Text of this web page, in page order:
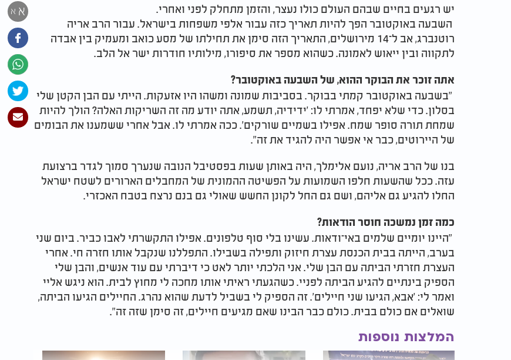
א א
יש רגעים בחיים שבהם העולם כולו נעצר, והזמן מתחלק לפני ואחרי.
השבעה באוקטובר הפך להיות תאריך כזה עבור אלפי משפחות בישראל. עבור הרב אריה
רוטנברג, אב ל־14 מירושלים, התאריך הזה סימן את תחילתו של מסע כואב ומעמיק בין אבדה
לתקווה ובין ייאוש לאמונה. כשהוא מספר את סיפורו, מילותיו חודרות ישר אל הלב.
אתה זוכר את הבוקר ההוא, של השבעה באוקטובר?
"בשבעה באוקטובר קמתי בבוקר. בסביבות שמונה ומשהו היו אזעקות. הייתי עם הבן הקטן שלי
בסלון. כדי שלא יפחד, אמרתי לו: 'ידידיה, תשמע, אתה יודע מה זה השריקות האלה? הולך להיות
שמחת תורה סופר שמח. אפילו בשמיים שורקים'. ככה אמרתי לו. אבל אחרי ששמענו את הבומים
של היירוטים, כבר אי אפשר היה להגיד את זה".
בנו של הרב אריה, נועם אלימלך, היה באותן שעות בפסטיבל הנובה שנערך סמוך לגדר ברצועת
עזה. ככל שהשעות חלפו השמועות על הפשיטה ההמונית של המחבלים הארורים לשטח ישראל
החלו להגיע גם אליהם, ושם גם החל לקונן החשש שאולי גם בנם נרצח בטבח האכזרי.
כמה זמן נמשכה חוסר הודאות?
"היינו יומיים שלמים באי־ודאות. עשינו בלי סוף טלפונים. אפילו התקשרתי לאבו כביר. ביום שני
בערב, הייתה בבית הכנסת עצרת חיזוק ותפילה בשבילו. התפללנו שנקבל אותו חזרה חי. אחרי
העצרת חזרתי הביתה עם הבן שלי. אני הלכתי יותר לאט כי דיברתי עם עוד אנשים, והבן שלי
הספיק בינתיים להגיע הביתה לפניי. כשהגעתי ראיתי אותו מחכה לי מחוץ לבית. הוא ניגש אליי
ואמר לי: 'אבא, הגיעו שני חיילים'. זה הספיק לי בשביל לדעת שהוא נהרג. החיילים הגיעו הביתה,
שואלים אם כולם בבית. כולם כבר הבינו שאם מגיעים חיילים, זה סימן שזה זה".
המלצות נוספות